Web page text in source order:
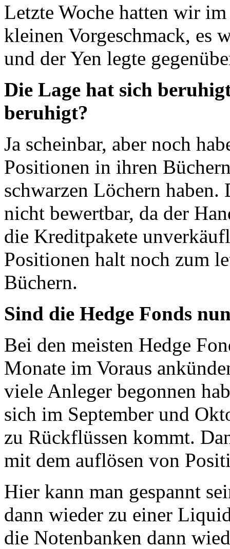
Letzte Woche hatten wir
kleinen Vorgeschmack, es
und der Yen legte
Die Lage hat sich
beruhigt?
Ja scheinbar, aber noch
Positionen in ihren
schwarzen Löchern
nicht bewertbar, da der
die Kreditpakete
Positionen halt noch zum
Büchern.
Sind die Hedge Fonds
Bei den meisten Hedge
Monate im Voraus
viele Anleger begonnen
sich im September und
zu Rückflüssen kommt.
mit dem auflösen von
Hier kann man gespannt
dann wieder zu einer
die Notenbanken dann